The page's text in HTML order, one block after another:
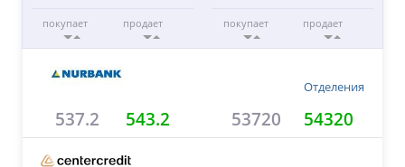
покупает продает покупает продает
Отделения
537.2 543.2 53720 54320